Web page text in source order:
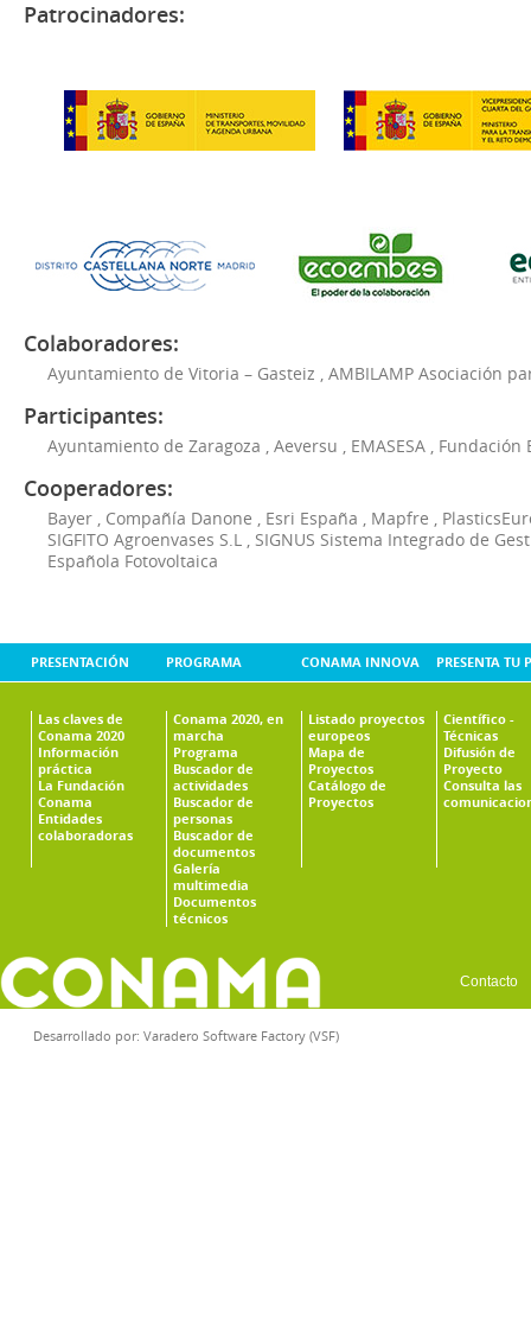
Patrocinadores:
Colaboradores:
Ayuntamiento de Vitoria – Gasteiz AMBILAMP Asociación
Participantes:
Ayuntamiento de Zaragoza Aeversu EMASESA Fundación
Cooperadores:
Bayer Compañía Danone Esri España Mapfre
SIGFITO Agroenvases S.L
SIGNUS Sistema Integrado de
Española Fotovoltaica
PRESENTACIÓN
Las claves de
Conama 2020
Información
práctica
La Fundación
Conama
Entidades
colaboradoras
PROGRAMA
Conama 2020, en
marcha
Programa
Buscador de
actividades
Buscador de
personas
Buscador de
documentos
Galería
multimedia
Documentos
técnicos
CONAMA INNOVA
Listado proyectos
europeos
Mapa de
Proyectos
Catálogo de
Proyectos
PRESENTA TU
Científico -
Técnicas
Difusión de
Proyecto
Consulta las
Contacto
Desarrollado por: Varadero Software Factory (VSF)